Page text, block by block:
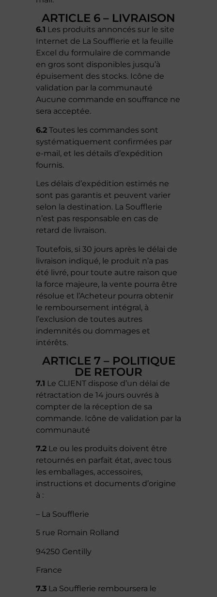
ARTICLE 6 – LIVRAISON
6.1 Les produits annoncés sur le site
Internet de La Soufflerie et la feuille
Excel du formulaire de commande
en gros sont disponibles jusqu’à
épuisement des stocks. Icône de
validation par la communauté
Aucune commande en souffrance ne
sera acceptée.
6.2 Toutes les commandes sont
systématiquement confirmées par
e-mail, et les détails d’expédition
fournis.
Les délais d’expédition estimés ne
sont pas garantis et peuvent varier
selon la destination. La Soufflerie
n’est pas responsable en cas de
retard de livraison.
Toutefois, si 30 jours après le délai de
livraison indiqué, le produit n’a pas
été livré, pour toute autre raison que
la force majeure, la vente pourra être
résolue et l’Acheteur pourra obtenir
le remboursement intégral, à
l’exclusion de toutes autres
indemnités ou dommages et
intérêts.
ARTICLE 7 – POLITIQUE
DE RETOUR
7.1 Le CLIENT dispose d’un délai de
rétractation de 14 jours ouvrés à
compter de la réception de sa
commande. Icône de validation par la
communauté
7.2 Le ou les produits doivent être
retournés en parfait état, avec tous
les emballages, accessoires,
instructions et documents d’origine
à :
– La Soufflerie
5 rue Romain Rolland
94250 Gentilly
France
7.3 La Soufflerie remboursera le